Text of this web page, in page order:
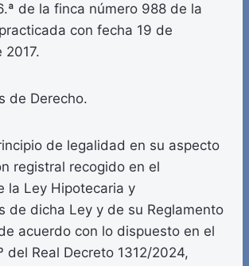
de la finca número 988 de la
con fecha 19 de
2017.
de Derecho.
de legalidad en su aspecto
registral recogido en el
la Ley Hipotecaria y
de dicha Ley y de su Reglamento
acuerdo con lo dispuesto en el
del Real Decreto 1312/2024,